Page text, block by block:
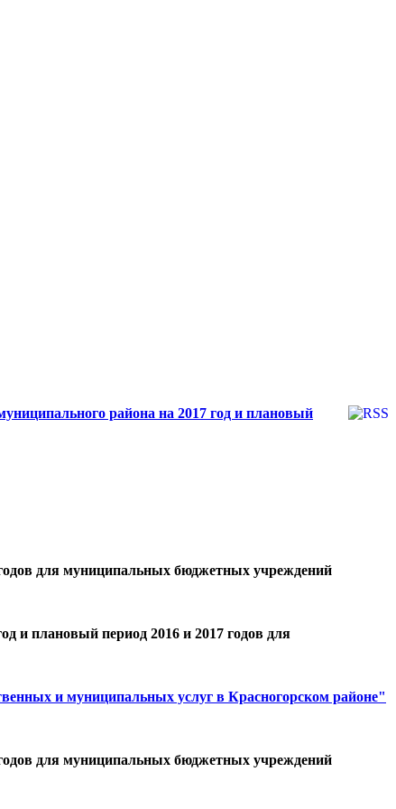
района на 2017 год и плановый
для муниципальных бюджетных учреждений
и плановый период 2016 и 2017 годов для
и муниципальных услуг в Красногорском районе"
для муниципальных бюджетных учреждений